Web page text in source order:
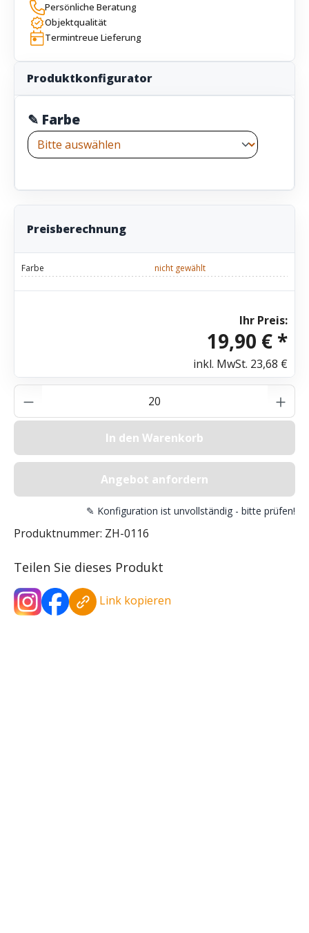
Persönliche Beratung
Objektqualität
Termintreue Lieferung
Produktkonfigurator
✎ Farbe
Preisberechnung
Farbe nicht gewählt
Ihr Preis:
19,90 € *
inkl. MwSt. 23,68 €
Produkt Anzahl: Gib den gewünschten
In den Warenkorb
Angebot anfordern
✎ Konfiguration ist unvollständig - bitte prüfen!
Produktnummer: ZH-0116
Teilen Sie dieses Produkt
Link kopieren